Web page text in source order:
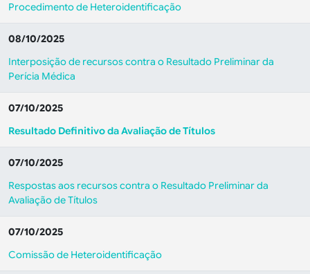
Procedimento de Heteroidentificação
08/10/2025
Interposição de recursos contra o Resultado Preliminar da
Perícia Médica
07/10/2025
Resultado Definitivo da Avaliação de Títulos
07/10/2025
Respostas aos recursos contra o Resultado Preliminar da
Avaliação de Títulos
07/10/2025
Comissão de Heteroidentificação